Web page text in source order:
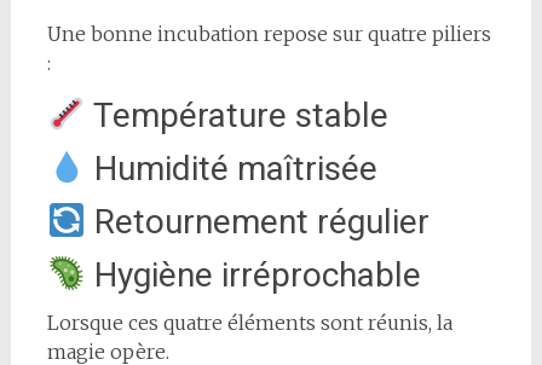
Une bonne incubation repose sur quatre piliers
:
Température stable
Humidité maîtrisée
Retournement régulier
Hygiène irréprochable
Lorsque ces quatre éléments sont réunis, la
magie opère.